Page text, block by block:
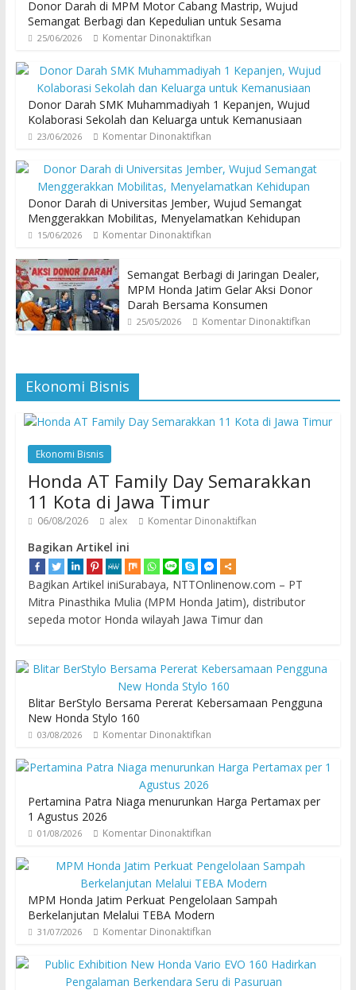
Donor Darah di MPM Motor Cabang Mastrip, Wujud
Semangat Berbagi dan Kepedulian untuk Sesama
25/06/2026 Komentar Dinonaktifkan
Donor Darah SMK Muhammadiyah 1 Kepanjen, Wujud
Kolaborasi Sekolah dan Keluarga untuk Kemanusiaan
23/06/2026 Komentar Dinonaktifkan
Donor Darah di Universitas Jember, Wujud Semangat
Menggerakkan Mobilitas, Menyelamatkan Kehidupan
15/06/2026 Komentar Dinonaktifkan
Semangat Berbagi di Jaringan Dealer,
MPM Honda Jatim Gelar Aksi Donor
Darah Bersama Konsumen
25/05/2026 Komentar Dinonaktifkan
Ekonomi Bisnis
Ekonomi Bisnis
Honda AT Family Day Semarakkan
11 Kota di Jawa Timur
06/08/2026 alex Komentar Dinonaktifkan
Bagikan Artikel ini
Bagikan Artikel iniSurabaya, NTTOnlinenow.com – PT
Mitra Pinasthika Mulia (MPM Honda Jatim), distributor
sepeda motor Honda wilayah Jawa Timur dan
Blitar BerStylo Bersama Pererat Kebersamaan Pengguna
New Honda Stylo 160
03/08/2026 Komentar Dinonaktifkan
Pertamina Patra Niaga menurunkan Harga Pertamax per
1 Agustus 2026
01/08/2026 Komentar Dinonaktifkan
MPM Honda Jatim Perkuat Pengelolaan Sampah
Berkelanjutan Melalui TEBA Modern
31/07/2026 Komentar Dinonaktifkan